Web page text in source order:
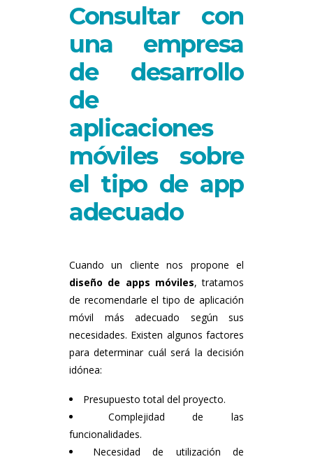
Consultar con
una empresa
de desarrollo
de
aplicaciones
móviles sobre
el tipo de app
adecuado
Cuando un cliente nos propone el
diseño de apps móviles, tratamos
de recomendarle el tipo de aplicación
móvil más adecuado según sus
necesidades. Existen algunos factores
para determinar cuál será la decisión
idónea:
Presupuesto total del proyecto.
Complejidad de las
funcionalidades.
Necesidad de utilización de